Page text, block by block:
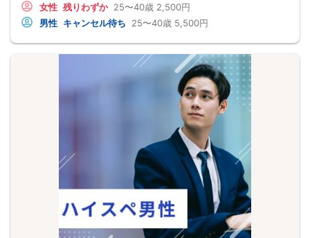
女性 残りわずか 25〜40歳 2,500円
男性 キャンセル待ち 25〜40歳 5,500円